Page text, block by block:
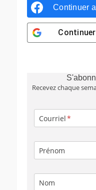
Continuer
Recevez chaque
Courriel
Prénom
Nom